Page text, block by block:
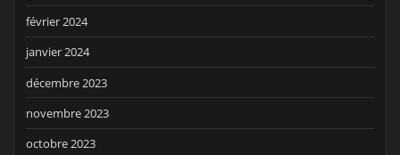
février 2024
janvier 2024
décembre 2023
novembre 2023
octobre 2023